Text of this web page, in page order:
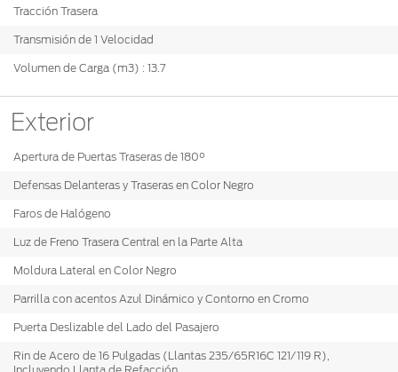
Tracción Trasera
Transmisión de 1 Velocidad
Volumen de Carga (m3) : 13.7
Exterior
Apertura de Puertas Traseras de 180°
Defensas Delanteras y Traseras en Color Negro
Faros de Halógeno
Luz de Freno Trasera Central en la Parte Alta
Moldura Lateral en Color Negro
Parrilla con acentos Azul Dinámico y Contorno en Cromo
Puerta Deslizable del Lado del Pasajero
Rin de Acero de 16 Pulgadas (Llantas 235/65R16C 121/119 R),
Incluyendo Llanta de Refacción